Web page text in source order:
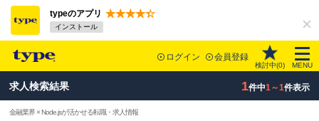
typeのアプリ
インストール
ログイン 会員登録
検討中(0) MENU
求人検索結果 1件中1～1件表示
金融業界 × Node.jsが活かせる転職・求人情報